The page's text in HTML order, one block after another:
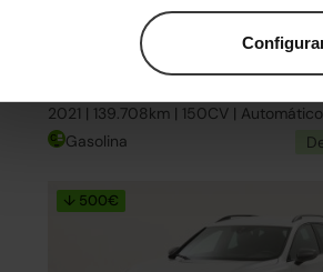
CUPRA Formentor
2021 | 139.708km | 150CV | Automático
Gasolina
↓ 500€